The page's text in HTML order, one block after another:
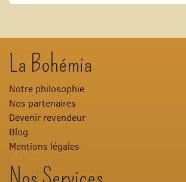
La Bohémia
Notre philosophie
Nos partenaires
Devenir revendeur
Blog
Mentions légales